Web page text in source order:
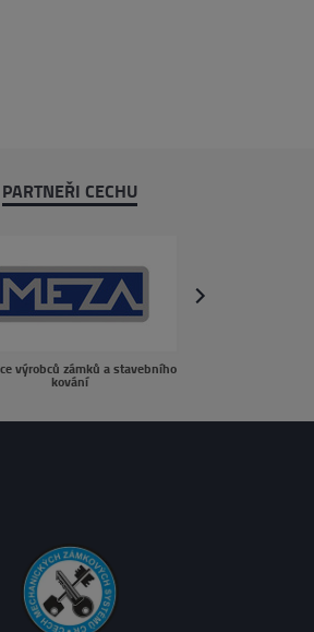
PARTNEŘI CECHU
výrobců zámků a stavebního
kování
next